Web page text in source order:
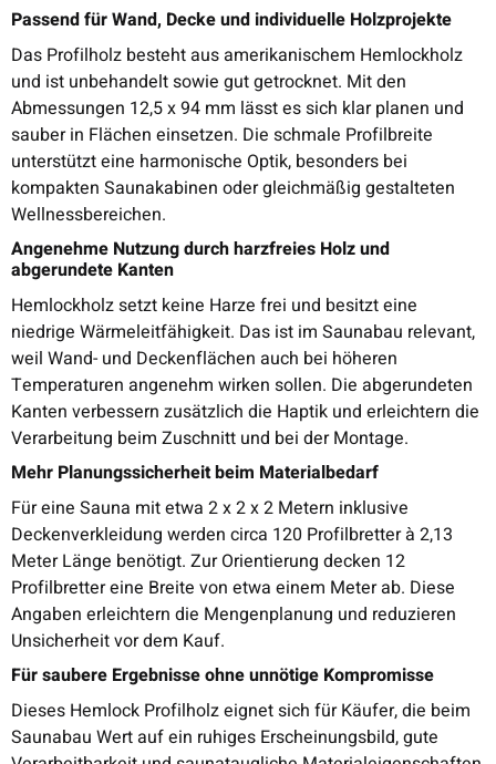
Passend für Wand, Decke und individuelle Holzprojekte
Das Profilholz besteht aus amerikanischem Hemlockholz
und ist unbehandelt sowie gut getrocknet. Mit den
Abmessungen 12,5 x 94 mm lässt es sich klar planen und
sauber in Flächen einsetzen. Die schmale Profilbreite
unterstützt eine harmonische Optik, besonders bei
kompakten Saunakabinen oder gleichmäßig gestalteten
Wellnessbereichen.
Angenehme Nutzung durch harzfreies Holz und
abgerundete Kanten
Hemlockholz setzt keine Harze frei und besitzt eine
niedrige Wärmeleitfähigkeit. Das ist im Saunabau relevant,
weil Wand- und Deckenflächen auch bei höheren
Temperaturen angenehm wirken sollen. Die abgerundeten
Kanten verbessern zusätzlich die Haptik und erleichtern die
Verarbeitung beim Zuschnitt und bei der Montage.
Mehr Planungssicherheit beim Materialbedarf
Für eine Sauna mit etwa 2 x 2 x 2 Metern inklusive
Deckenverkleidung werden circa 120 Profilbretter à 2,13
Meter Länge benötigt. Zur Orientierung decken 12
Profilbretter eine Breite von etwa einem Meter ab. Diese
Angaben erleichtern die Mengenplanung und reduzieren
Unsicherheit vor dem Kauf.
Für saubere Ergebnisse ohne unnötige Kompromisse
Dieses Hemlock Profilholz eignet sich für Käufer, die beim
Saunabau Wert auf ein ruhiges Erscheinungsbild, gute